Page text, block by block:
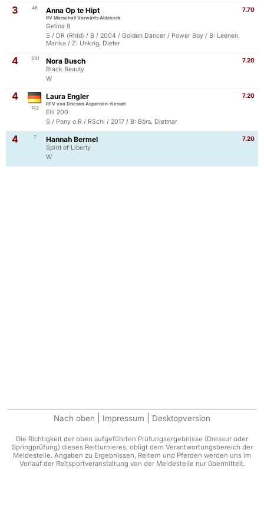
3 46 7.70
Anna Op te Hipt
RV Marschall Vorwärts Aldekerk
Gelina 8
S / DR (Rhld) / B / 2004 / Golden Dancer / Power Boy / B: Leenen,
Marika / Z: Unkrig, Dieter
4 231 7.20
Nora Busch
Black Beauty
W
4
142
7.20
Laura Engler
RFV von Driesen Asperden-Kessel
Elli 200
S / Pony o.R / RSchi / 2017 / B: Börs, Dietmar
4 7 7.20
Hannah Bermel
Spirit of Liberty
W
Nach oben Impressum Desktopversion
Die Richtigkeit der oben aufgeführten Prüfungsergebnisse (Dressur oder
Springprüfung) dieses Reitturnieres, obligt dem Verantwortungsbereich der
Meldestelle. Angaben zu Ergebnissen, Reitern und Pferden werden uns im
Verlauf der Reitsportveranstaltung von der Meldestelle nur übermittelt.